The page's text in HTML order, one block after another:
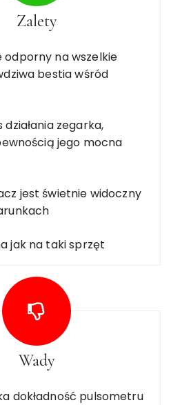
Zalety
odporny na wszelkie
bestia wśród
działania zegarka,
jego mocna
jest świetnie widoczny
jak na taki sprzęt
Wady
dokładność pulsometru